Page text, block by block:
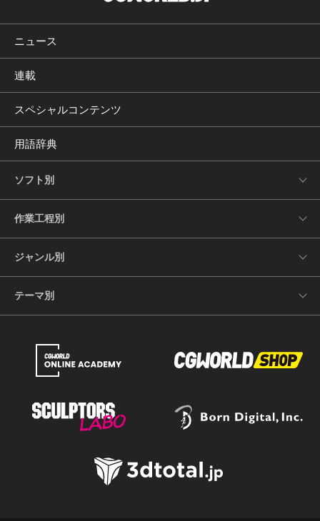
ニュース
連載
スペシャルコンテンツ
用語辞典
ソフト別
作業工程別
ジャンル別
テーマ別